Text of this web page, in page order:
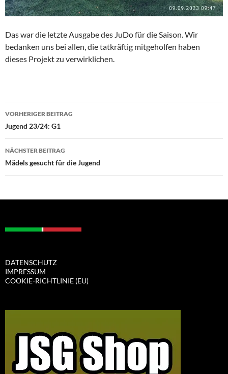
Das war die letzte Ausgabe des JuDo für die Saison. Wir
bedanken uns bei allen, die tatkräftig mitgeholfen haben
dieses Projekt zu verwirklichen.
Beitragsnavigation
VORHERIGER BEITRAG
Jugend 23/24: G1
NÄCHSTER BEITRAG
Mädels gesucht für die Jugend
DATENSCHUTZ
IMPRESSUM
COOKIE-RICHTLINIE (EU)